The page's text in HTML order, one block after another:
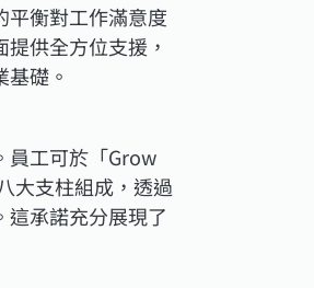
平衡對工作滿意度
供全方位支援，
礎。
員工可於「Grow
大支柱組成，透過
承諾充分展現了